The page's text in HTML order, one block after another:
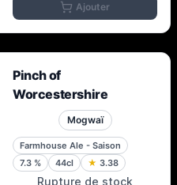
Ajouter
Pinch of
Worcestershire
Mogwaï
Farmhouse Ale - Saison
7.3 % 44cl ★ 3.38
Rupture de stock